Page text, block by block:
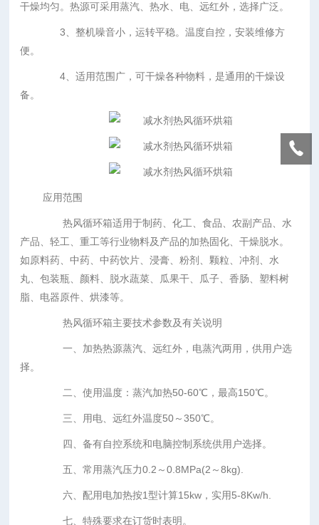
干燥均匀。热源可采用蒸汽、热水、电、远红外，选择广泛。
3、整机噪音小，运转平稳。温度自控，安装维修方
便。
4、适用范围广，可干燥各种物料，是通用的干燥设
备。
应用范围
热风循环箱适用于制药、化工、食品、农副产品、水
产品、轻工、重工等行业物料及产品的加热固化、干燥脱水。
如原料药、中药、中药饮片、浸膏、粉剂、颗粒、冲剂、水
丸、包装瓶、颜料、脱水蔬菜、瓜果干、瓜子、香肠、塑料树
脂、电器原件、烘漆等。
热风循环箱主要技术参数及有关说明
一、加热热源蒸汽、远红外，电蒸汽两用，供用户选
择。
二、使用温度：蒸汽加热50-60℃，最高150℃。
三、用电、远红外温度50～350℃。
四、备有自控系统和电脑控制系统供用户选择。
五、常用蒸汽压力0.2～0.8MPa(2～8kg).
六、配用电加热按1型计算15kw，实用5-8Kw/h.
七、特殊要求在订货时表明。